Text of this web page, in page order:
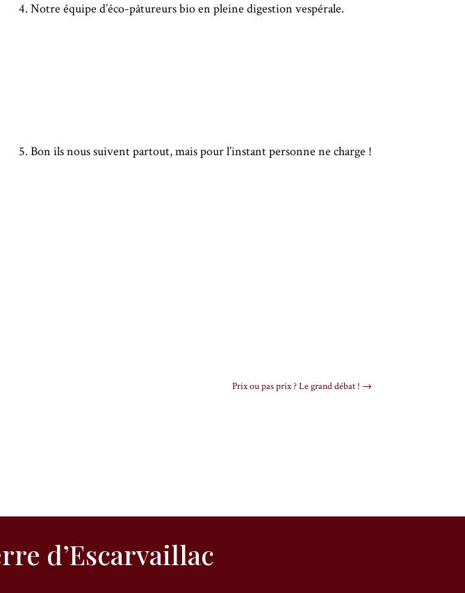
4. Notre équipe d’éco-pâtureurs bio en pleine digestion vespérale.
5. Bon ils nous suivent partout, mais pour l’instant personne ne charge !
Prix ou pas prix ? Le grand débat ! →
d’Escarvaillac